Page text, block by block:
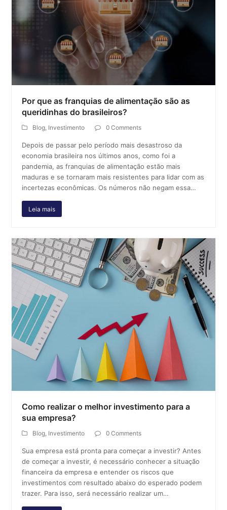
Por que as franquias de alimentação são as
queridinhas do brasileiros?
Blog, Investimento 0 Comments
Depois de passar pelo período mais desastroso da
economia brasileira nos últimos anos, como foi a
pandemia, as franquias de alimentação estão mais
maduras e se tornaram mais resistentes para lidar com as
incertezas econômicas. Os números não negam essa…
Leia mais
Como realizar o melhor investimento para a
sua empresa?
Blog Investimento 0 Comments
Sua empresa está pronta para começar a investir? Antes
de começar a investir, é necessário conhecer a situação
financeira da empresa e entender os riscos que
investimentos com resultado abaixo do esperado podem
trazer. Para isso, será necessário realizar um…